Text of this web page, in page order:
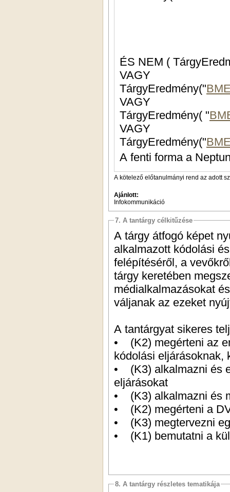
ÉS NEM (
VAGY
TárgyEredmény("
VAGY
TárgyEredmény( "
VAGY
TárgyEredmény("
A fenti forma a
A kötelező előtanulmányi rend az adott
Ajánlott:
Infokommunikáció
7. A tantárgy célkitűzése
A tárgy átfogó képet
alkalmazott kódolási
felépítéséről, a
tárgy keretében
médialkalmazásokat
váljanak az ezeket
A tantárgyat sikeres
• (K2) megérteni az
kódolási eljárásoknak,
• (K3) alkalmazni és
eljárásokat
• (K3) alkalmazni és
• (K2) megérteni a
• (K3) megtervezni
• (K1) bemutatni a
8. A tantárgy részletes tematikája